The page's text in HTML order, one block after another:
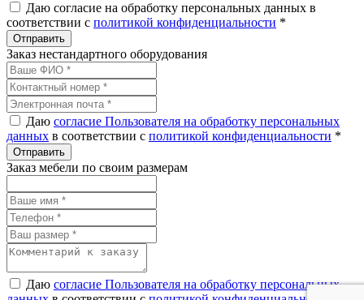
Даю согласие на обработку персональных данных в
соответствии с политикой конфиденциальности *
Заказ нестандартного оборудования
Даю согласие Пользователя на обработку персональных
данных в соответствии с политикой конфиденциальности *
Заказ мебели по своим размерам
Даю согласие Пользователя на обработку персональных